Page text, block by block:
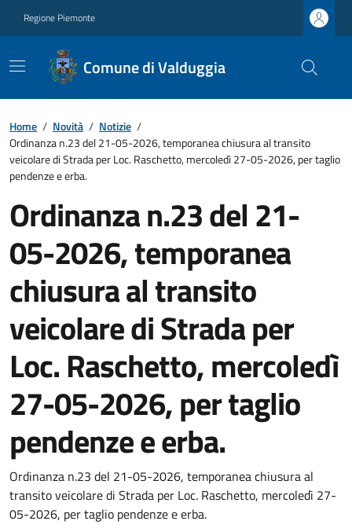
Regione Piemonte
Comune di Valduggia
Home / Novità / Notizie /
Ordinanza n.23 del 21-05-2026, temporanea chiusura al transito
veicolare di Strada per Loc. Raschetto, mercoledì 27-05-2026, per taglio
pendenze e erba.
Ordinanza n.23 del 21-
05-2026, temporanea
chiusura al transito
veicolare di Strada per
Loc. Raschetto, mercoledì
27-05-2026, per taglio
pendenze e erba.
Ordinanza n.23 del 21-05-2026, temporanea chiusura al
transito veicolare di Strada per Loc. Raschetto, mercoledì 27-
05-2026, per taglio pendenze e erba.